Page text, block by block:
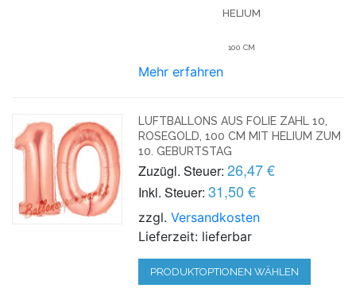
HELIUM
100 CM
Mehr erfahren
LUFTBALLONS AUS FOLIE ZAHL 10,
ROSEGOLD, 100 CM MIT HELIUM ZUM
10. GEBURTSTAG
Zuzügl. Steuer: 26,47 €
Inkl. Steuer: 31,50 €
zzgl.Versandkosten
Lieferzeit: lieferbar
PRODUKTOPTIONEN WÄHLEN